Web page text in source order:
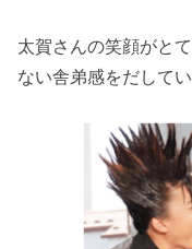
太賀さんの笑顔がと
ない舎弟感をだして